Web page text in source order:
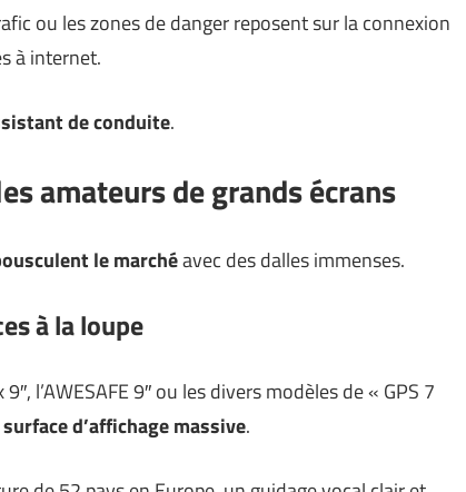
ou les zones de danger reposent sur la connexion
à internet.
de conduite.
amateurs de grands écrans
le marchéavec des dalles immenses.
à la loupe
l’AWESAFE 9″ ou les divers modèles de « GPS 7
surface d’affichage massive.